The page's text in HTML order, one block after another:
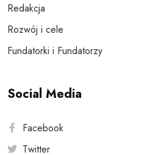
Redakcja
Rozwój i cele
Fundatorki i Fundatorzy
Social Media
Facebook
Twitter